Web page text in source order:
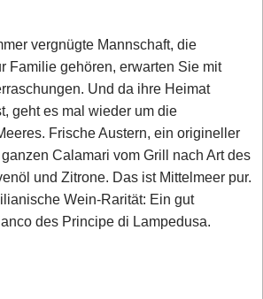
vergnügte Mannschaft, die
Familie gehören, erwarten Sie mit
Und da ihre Heimat
geht es mal wieder um die
Frische Austern, ein origineller
Calamari vom Grill nach Art des
und Zitrone. Das ist Mittelmeer pur.
Wein-Rarität: Ein gut
des Principe di Lampedusa.